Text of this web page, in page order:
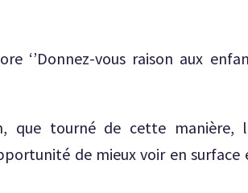
‘’Donnez-vous raison aux
que tourné de cette manière,
de mieux voir en